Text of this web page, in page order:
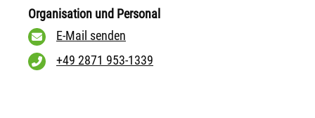
Organisation und Personal
E-Mail senden
+49 2871 953-1339